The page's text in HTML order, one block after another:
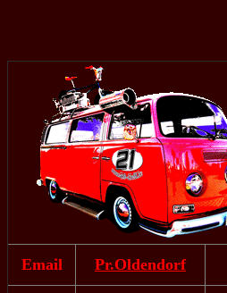
Email Pr.Oldendorf